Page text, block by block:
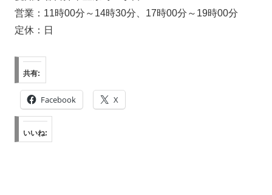
営業：11時00分～14時30分、17時00分～19時00分
定休：日
共有:
Facebook X
いいね: